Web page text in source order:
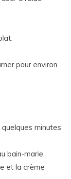
pour environ
minutes
bain-marie.
et la crème